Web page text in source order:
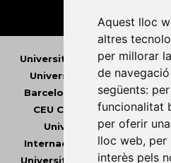
Aquest lloc
altres
per millorar
de
següents:
funcionalitat
per oferir
lloc web, per
interès pels
Universitat Abat Oliba CEU •
Universitat d'Andorra•
Barcelona
Universitat de
CEU Cardenal Herrera•
Universitat de les Illes
Internacional de Catalunya
Universitat de Lleida•